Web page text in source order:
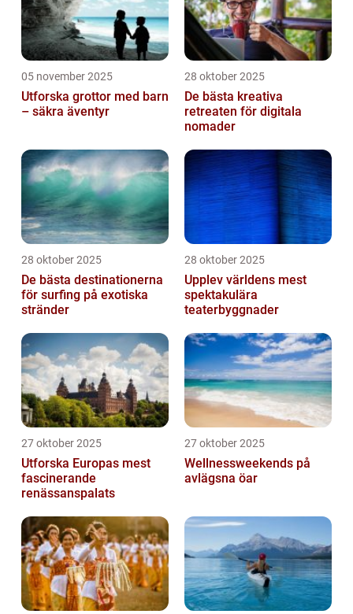
05 november 2025
Utforska grottor med barn
– säkra äventyr
28 oktober 2025
De bästa kreativa
retreaten för digitala
nomader
28 oktober 2025
De bästa destinationerna
för surfing på exotiska
stränder
28 oktober 2025
Upplev världens mest
spektakulära
teaterbyggnader
27 oktober 2025
Utforska Europas mest
fascinerande
renässanspalats
27 oktober 2025
Wellnessweekends på
avlägsna öar